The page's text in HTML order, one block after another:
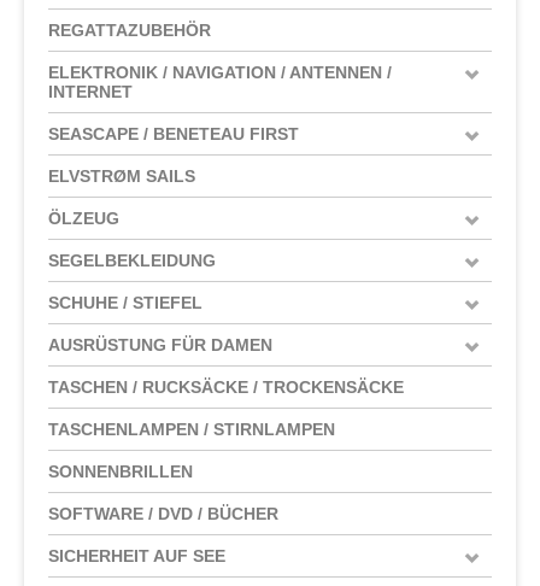
REGATTAZUBEHÖR
ELEKTRONIK / NAVIGATION / ANTENNEN /
INTERNET
SEASCAPE / BENETEAU FIRST
ELVSTRØM SAILS
ÖLZEUG
SEGELBEKLEIDUNG
SCHUHE / STIEFEL
AUSRÜSTUNG FÜR DAMEN
TASCHEN / RUCKSÄCKE / TROCKENSÄCKE
TASCHENLAMPEN / STIRNLAMPEN
SONNENBRILLEN
SOFTWARE / DVD / BÜCHER
SICHERHEIT AUF SEE